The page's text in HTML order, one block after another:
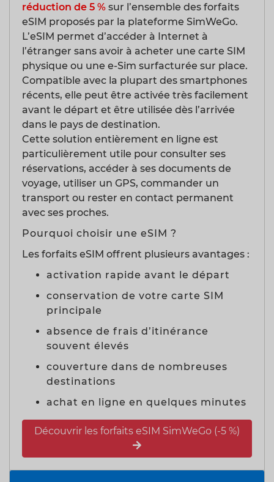
réduction de 5 % sur l’ensemble des forfaits
eSIM proposés par la plateforme SimWeGo.
L’eSIM permet d’accéder à Internet à
l’étranger sans avoir à acheter une carte SIM
physique ou une e-Sim surfacturée sur place.
Compatible avec la plupart des smartphones
récents, elle peut être activée très facilement
avant le départ et être utilisée dès l’arrivée
dans le pays de destination.
Cette solution entièrement en ligne est
particulièrement utile pour consulter ses
réservations, accéder à ses documents de
voyage, utiliser un GPS, commander un
transport ou rester en contact permanent
avec ses proches.
Pourquoi choisir une eSIM ?
Les forfaits eSIM offrent plusieurs avantages :
activation rapide avant le départ
conservation de votre carte SIM
principale
absence de frais d’itinérance
souvent élevés
couverture dans de nombreuses
destinations
achat en ligne en quelques minutes
Découvrir les forfaits eSIM SimWeGo (-5 %)